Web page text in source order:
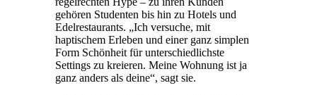
gehören Studenten bis hin zu Hotels und
Edelrestaurants. „Ich versuche, mit
haptischem Erleben und einer ganz simplen
Form Schönheit für unterschiedlichste
Settings zu kreieren. Meine Wohnung ist ja
ganz anders als deine“, sagt sie.